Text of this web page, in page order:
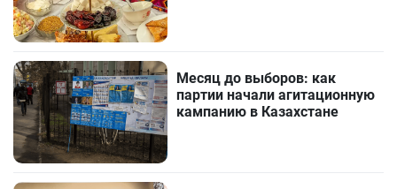
Месяц до выборов: как
партии начали агитационную
кампанию в Казахстане